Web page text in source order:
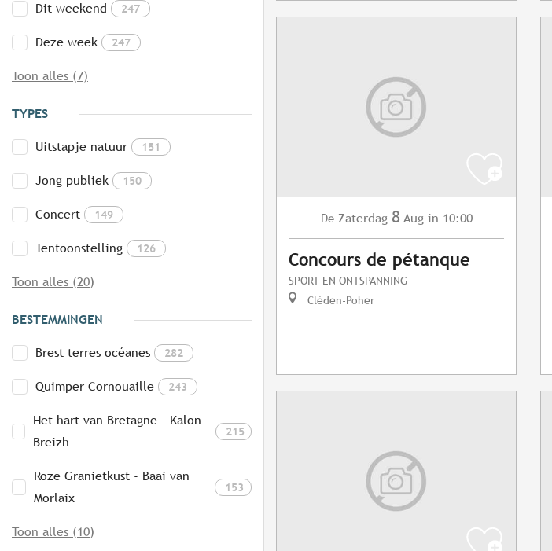
Dit weekend 247
Deze week 247
Toon alles (7)
TYPES
Uitstapje natuur 151
Jong publiek 150
Concert 149
Tentoonstelling 126
Toon alles (20)
BESTEMMINGEN
Brest terres océanes 282
Quimper Cornouaille 243
Het hart van Bretagne - Kalon
Breizh
215
Roze Granietkust - Baai van
Morlaix
153
Toon alles (10)
De Zaterdag 8 Aug in 10:00
Concours de pétanque
SPORT EN ONTSPANNING
Cléden-Poher